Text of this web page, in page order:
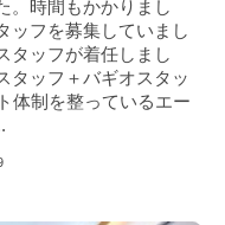
。時間もかかりまし
ッフを募集していまし
タッフが着任しまし
タッフ＋バギオスタッ
体制を整っているエー